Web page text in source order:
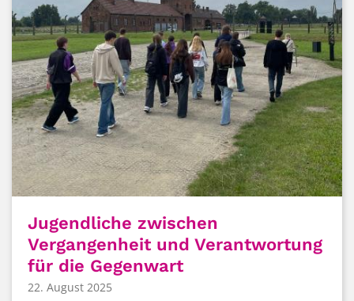
Jugendliche zwischen
Vergangenheit und Verantwortung
für die Gegenwart
22. August 2025